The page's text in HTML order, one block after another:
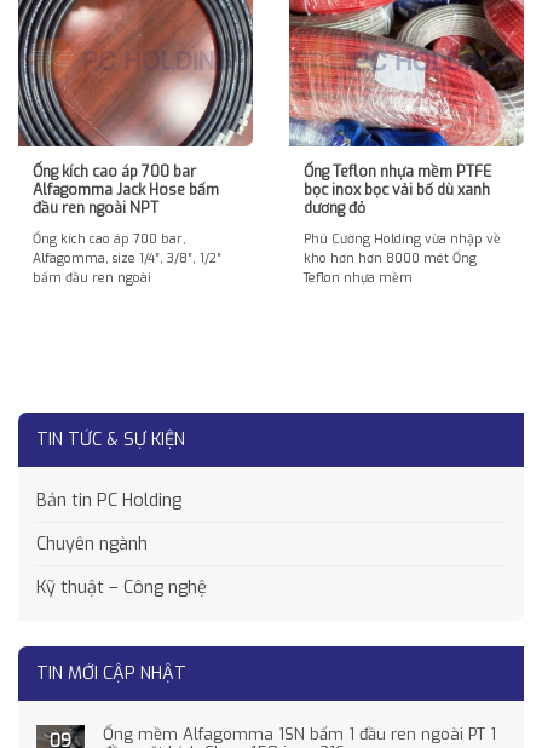
TIN TỨC & SỰ KIỆN
Bản tin PC Holding
Chuyên ngành
Kỹ thuật – Công nghệ
TIN MỚI CẬP NHẬT
09
Ống mềm Alfagomma 1SN bấm 1 đầu ren ngoài PT 1
Ống kích cao áp 700 bar
Alfagomma Jack Hose bấm
đầu ren ngoài NPT
Ống kích cao áp 700 bar,
Alfagomma, size 1/4″, 3/8″, 1/2″
bấm đầu ren ngoài
Ống Teflon nhựa mềm PTFE
bọc inox bọc vải bố dù xanh
dương đỏ
Phú Cường Holding vừa nhập về
kho hơn hơn 8000 mét Ống
Teflon nhựa mềm